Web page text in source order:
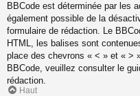
BBCode est déterminée par les
également possible de la
formulaire de rédaction. Le
HTML, les balises sont
place des chevrons « < » et « >
BBCode, veuillez consulter le
rédaction.
Haut